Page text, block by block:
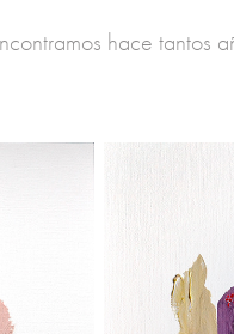
hace tantos